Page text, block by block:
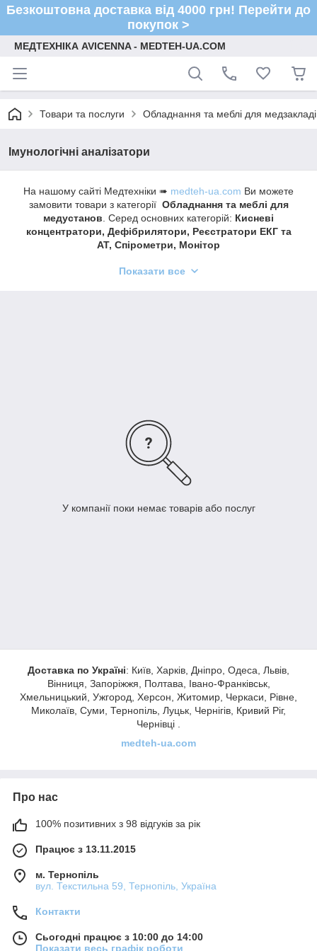
Безкоштовна доставка від 4000 грн! Перейти до
покупок >
МЕДТЕХНІКА AVICENNA - MEDTEH-UA.COM
Товари та послуги Обладнання та меблі для
Імунологічні аналізатори
На нашому сайті Медтехніки ➠ medteh-ua.com Ви можете
замовити товари з категорії Обладнання та меблі для
медустанов . Серед основних категорій: Кисневі
концентратори, Дефібрилятори, Реєстратори ЕКГ та
АТ, Спірометри, Монітор
доплери, Медичні функціональні ліжка, Туми
асортимент ✔ Акції та знижки ✔ Відгуки покупців ✔
Понад 7 років на ринку ✔ Оплата при отриманні ✔
Замовити онлайн ➠medteh-ua.com
Показати все
У компанії поки немає товарів або послуг
Доставка по Україні: Київ, Харків, Дніпро, Одеса, Львів,
Вінниця, Запоріжжя, Полтава, Івано-Франківськ,
Хмельницький, Ужгород, Херсон, Житомир, Черкаси, Рівне,
Миколаїв, Суми, Тернопіль, Луцьк, Чернігів, Кривий Ріг,
Чернівці .
medteh-ua.com
Про нас
100% позитивних з 98 відгуків за рік
Працює з 13.11.2015
м. Тернопіль
вул. Текстильна 59, Тернопіль, Україна
Контакти
Сьогодні працює з 10:00 до 14:00
Показати весь графік роботи